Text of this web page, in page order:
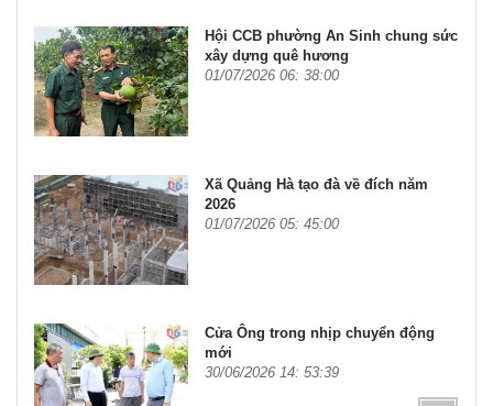
Hội CCB phường An Sinh chung sức
xây dựng quê hương
01/07/2026 06: 38:00
Xã Quảng Hà tạo đà về đích năm
2026
01/07/2026 05: 45:00
Cửa Ông trong nhịp chuyển động
mới
30/06/2026 14: 53:39